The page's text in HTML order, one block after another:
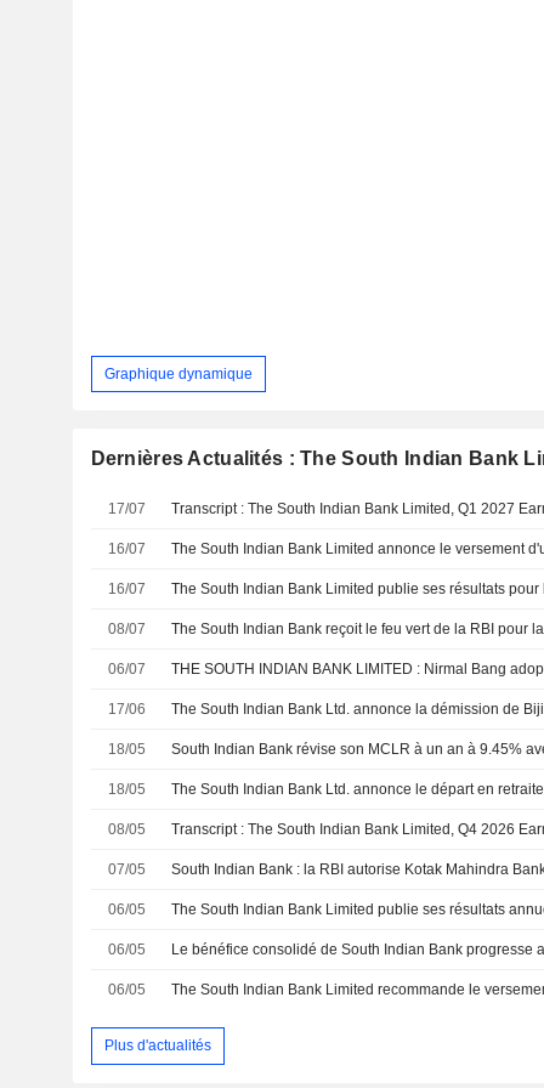
Graphique dynamique
Dernières Actualités : The South Indian Bank
17/07 Transcript : The South Indian Bank Limited, Q1 2027
16/07
16/07
08/07
06/07 THE SOUTH INDIAN BANK LIMITED : Nirmal Bang
17/06
18/05 South Indian Bank révise son MCLR à un an à 9.45%
18/05
08/05
07/05
06/05
06/05
06/05
Plus d'actualités